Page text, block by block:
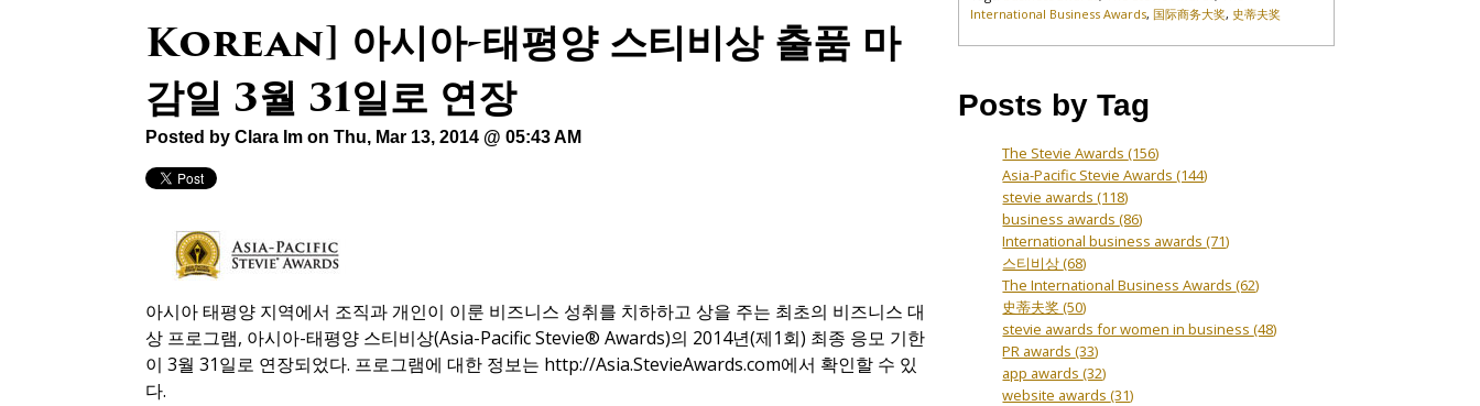
Korean] 아시아-태평양 스티비상 출품 마
감일 3월 31일로 연장
Posted by Clara Im on Thu, Mar 13, 2014 @ 05:43 AM
아시아 태평양 지역에서 조직과 개인이 이룬 비즈니스 성취를 치하하고 상을 주는 최초의 비즈니스 대
상 프로그램, 아시아-태평양 스티비상(Asia-Pacific Stevie® Awards)의 2014년(제1회) 최종 응모 기한
이 3월 31일로 연장되었다. 프로그램에 대한 정보는 http://Asia.StevieAwards.com에서 확인할 수 있
다.
International Business Awards,国际商务大奖, 史蒂夫奖
Posts by Tag
The Stevie Awards(156)
Asia-Pacific Stevie Awards(144)
stevie awards(118)
business awards(86)
International business awards(71)
스티비상(68)
The International Business Awards(62)
史蒂夫奖(50)
stevie awards for women in business(48)
PR awards(33)
app awards(32)
website awards(31)